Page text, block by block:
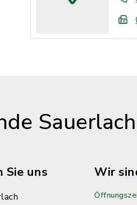
Sauerlach
Sie uns Wir